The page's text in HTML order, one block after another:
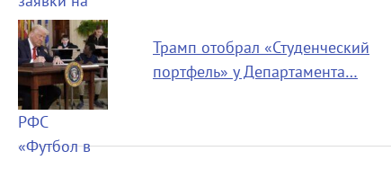
Трамп отобрал «Студенческий
портфель» у Департамента…